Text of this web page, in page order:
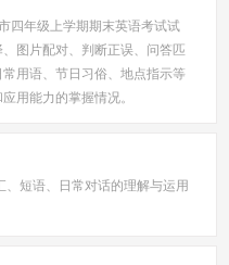
四年级上学期期末英语考试试
图片配对、判断正误、问答匹
用语、节日习俗、地点指示等
用能力的掌握情况。
短语、日常对话的理解与运用